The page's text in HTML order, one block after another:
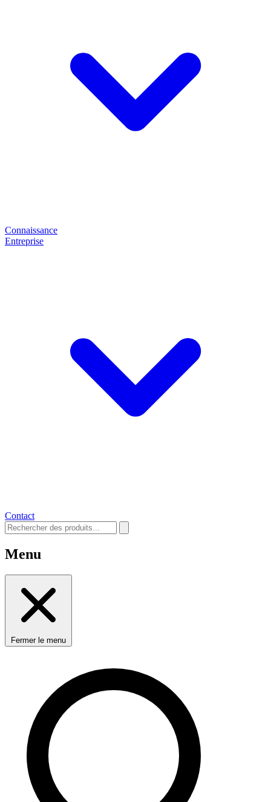
Connaissance
Entreprise
Contact
Menu
Fermer le menu